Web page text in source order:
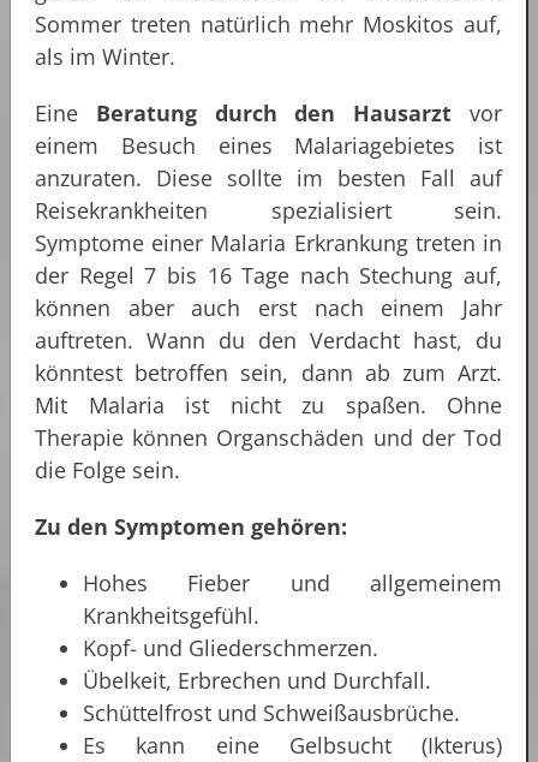
Sommer treten natürlich mehr Moskitos auf,
als im Winter.
Eine Beratung durch den Hausarzt vor
einem Besuch eines Malariagebietes ist
anzuraten. Diese sollte im besten Fall auf
Reisekrankheiten spezialisiert sein.
Symptome einer Malaria Erkrankung treten in
der Regel 7 bis 16 Tage nach Stechung auf,
können aber auch erst nach einem Jahr
auftreten. Wann du den Verdacht hast, du
könntest betroffen sein, dann ab zum Arzt.
Mit Malaria ist nicht zu spaßen. Ohne
Therapie können Organschäden und der Tod
die Folge sein.
Zu den Symptomen gehören:
Hohes Fieber und allgemeinem
Krankheitsgefühl.
Kopf- und Gliederschmerzen.
Übelkeit, Erbrechen und Durchfall.
Schüttelfrost und Schweißausbrüche.
Es kann eine Gelbsucht (Ikterus)